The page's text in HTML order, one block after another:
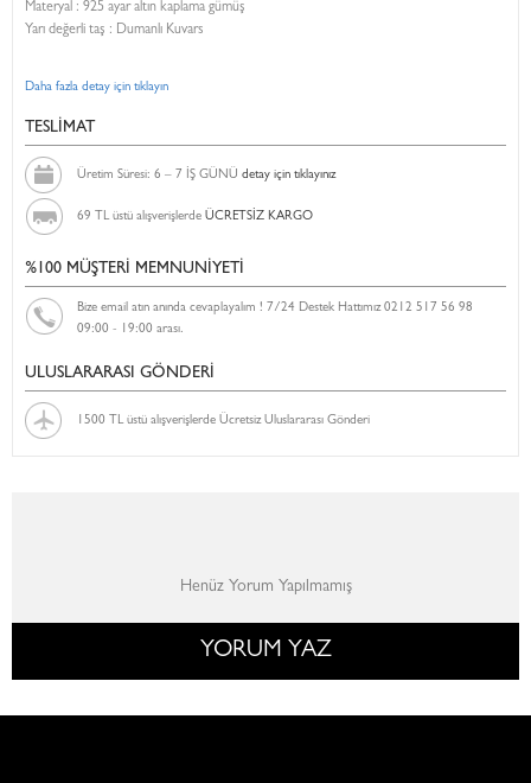
Materyal : 925 ayar altın kaplama gümüş
Yarı değerli taş : Dumanlı Kuvars
Daha fazla detay için tıklayın
TESLİMAT
Üretim Süresi: 6 – 7 İŞ GÜNÜ detay için tıklayınız
69 TL üstü alışverişlerde ÜCRETSİZ KARGO
%100 MÜŞTERİ MEMNUNİYETİ
Bize email atın anında cevaplayalım ! 7/24 Destek Hattımız 0212 517 56 98
09:00 - 19:00 arası.
ULUSLARARASI GÖNDERİ
1500 TL üstü alışverişlerde Ücretsiz Uluslararası Gönderi
Henüz Yorum Yapılmamış
YORUM YAZ